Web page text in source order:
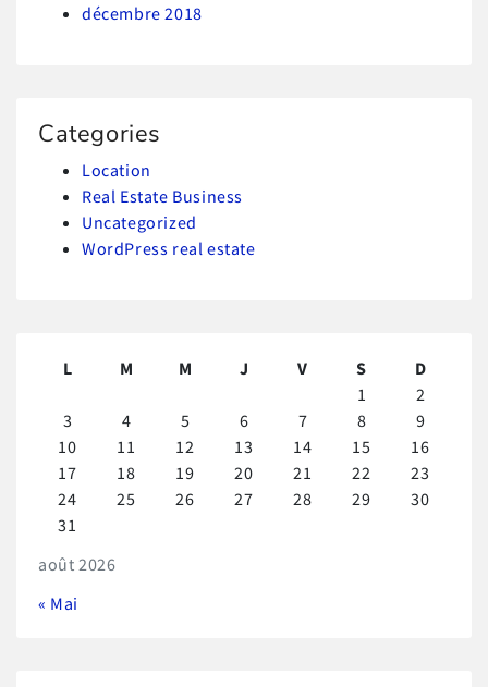
décembre 2018
Categories
Location
Real Estate Business
Uncategorized
WordPress real estate
août 2026
L M M J V S
D
1
2
3
4 5 6 7 8
9
10
11 12 13 14 15
16
17
18 19 20 21 22
23
24
25 26 27 28 29
30
31
« Mai